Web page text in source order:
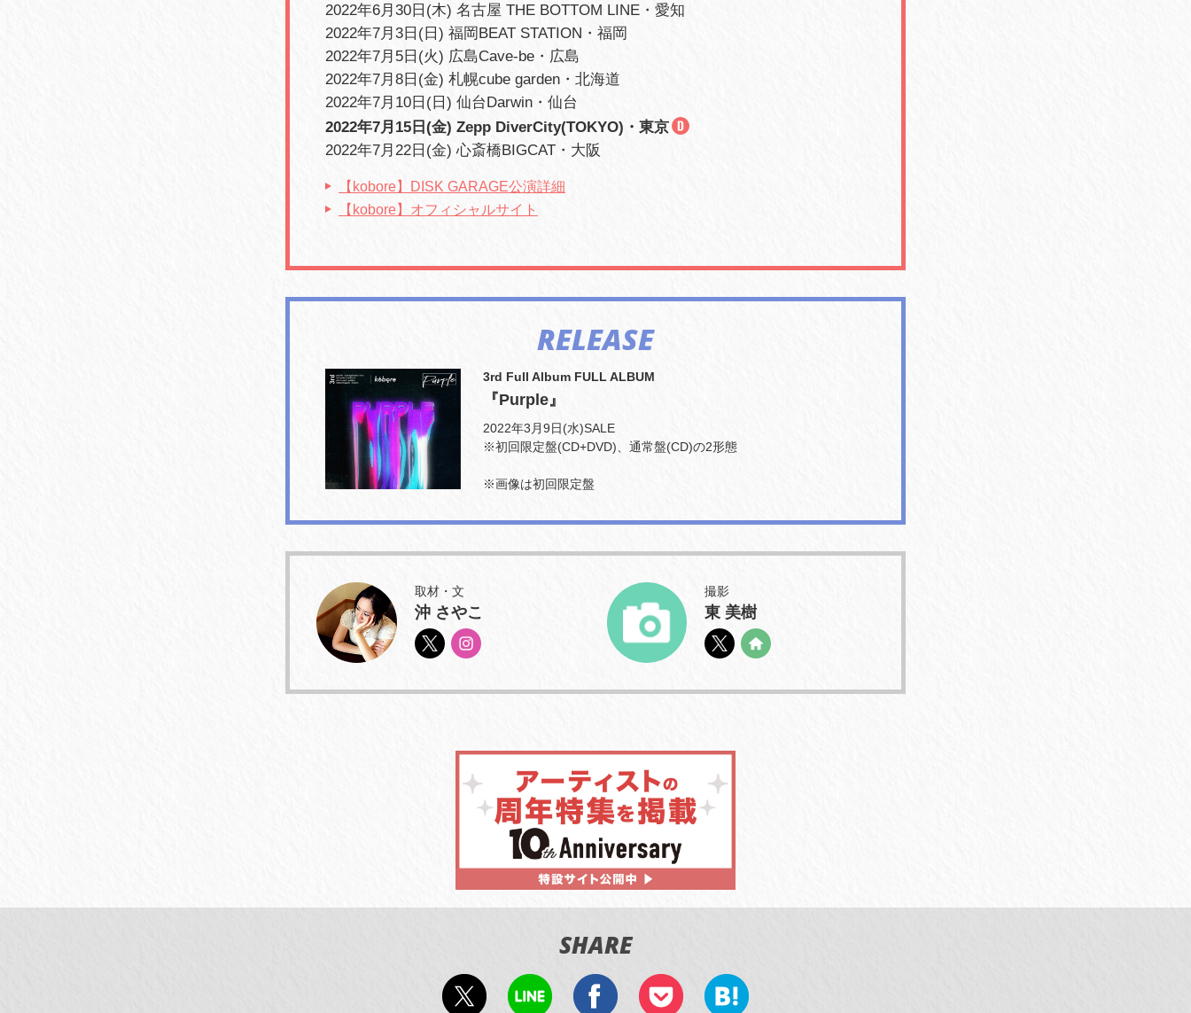
2022年6月30日(木) 名古屋 THE BOTTOM LINE・愛知
2022年7月3日(日) 福岡BEAT STATION・福岡
2022年7月5日(火) 広島Cave-be・広島
2022年7月8日(金) 札幌cube garden・北海道
2022年7月10日(日) 仙台Darwin・仙台
2022年7月15日(金) Zepp DiverCity(TOKYO)・東京
2022年7月22日(金) 心斎橋BIGCAT・大阪
【kobore】DISK GARAGE公演詳細
【kobore】オフィシャルサイト
RELEASE
3rd Full Album FULL ALBUM
『Purple』
2022年3月9日(水)SALE
※初回限定盤(CD+DVD)、通常盤(CD)の2形態
※画像は初回限定盤
取材・文
沖 さやこ
撮影
東 美樹
SHARE